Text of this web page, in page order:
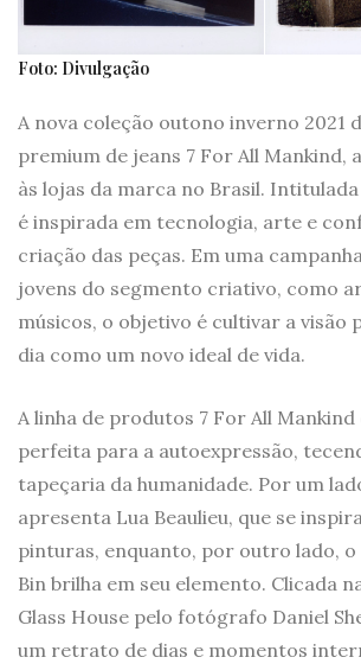
Foto: Divulgação
A nova coleção outono inverno 2021
premium de jeans 7 For All Mankind,
às lojas da marca no Brasil. Intitulada
é inspirada em tecnologia, arte e
criação das peças. Em uma
jovens do segmento criativo, como
músicos, o objetivo é cultivar a visão
dia como um novo ideal de vida.
A linha de produtos 7 For All
perfeita para a autoexpressão,
tapeçaria da humanidade. Por um
apresenta Lua Beaulieu, que se
pinturas, enquanto, por outro lado, o
Bin brilha em seu elemento. Clicada
Glass House pelo fotógrafo Daniel
um retrato de dias e momentos